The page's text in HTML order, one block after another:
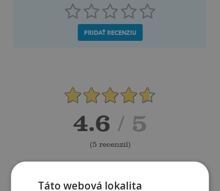
PRIDAŤ RECENZIU
4.6 / 5
(5 recenzií)
Táto webová lokalita